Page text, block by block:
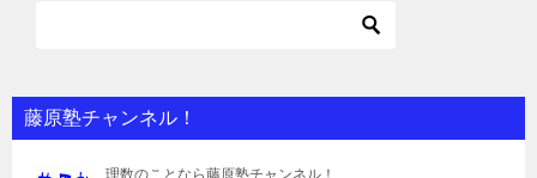
藤原塾チャンネル！